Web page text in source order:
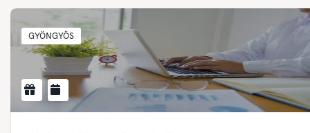
GYÖNGYÖS